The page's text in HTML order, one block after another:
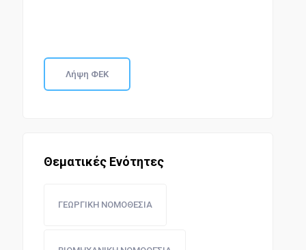
Λήψη ΦΕΚ
Θεματικές Ενότητες
ΓΕΩΡΓΙΚΗ ΝΟΜΟΘΕΣΙΑ